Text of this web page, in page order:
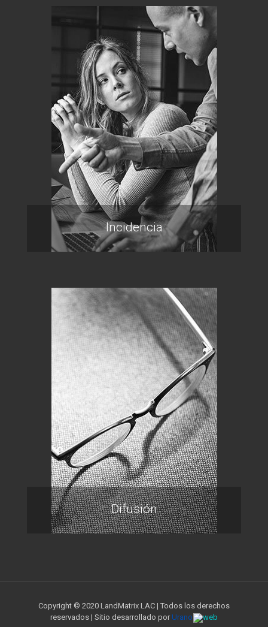
Incidencia
Difusión
Copyright © 2020 LandMatrix LAC | Todos los derechos
reservados | Sitio desarrollado por Urano web